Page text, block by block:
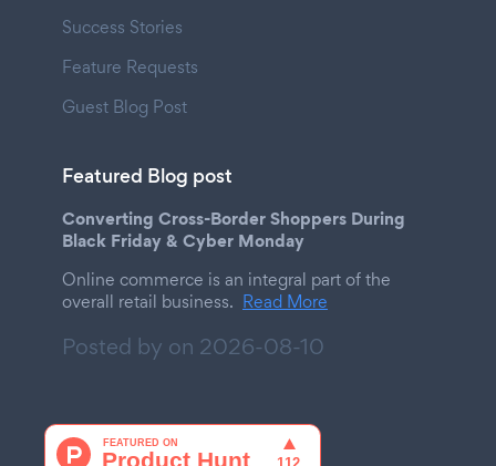
Success Stories
Feature Requests
Guest Blog Post
Featured Blog post
Converting Cross-Border Shoppers During
Black Friday & Cyber Monday
Online commerce is an integral part of the
overall retail business. Read More
Posted by on 2026-08-10